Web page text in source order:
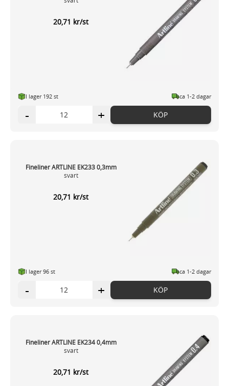
20,71 kr/st
I lager 192 st ca 1-2 dagar
- + KÖP
Fineliner ARTLINE EK233 0,3mm
svart
20,71 kr/st
I lager 96 st ca 1-2 dagar
- + KÖP
Fineliner ARTLINE EK234 0,4mm
svart
20,71 kr/st